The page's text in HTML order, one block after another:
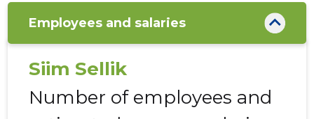
Employees and salaries
Siim Sellik
Number of employees and